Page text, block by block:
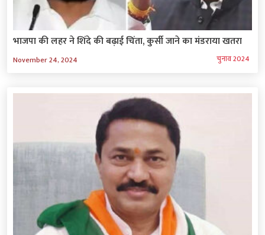
भाजपा की लहर ने शिंदे की बढ़ाई चिंता, कुर्सी जाने का मंडराया खतरा
November 24, 2024 चुनाव 2024